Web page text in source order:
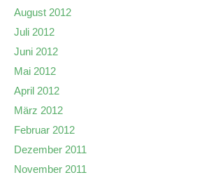
August 2012
Juli 2012
Juni 2012
Mai 2012
April 2012
März 2012
Februar 2012
Dezember 2011
November 2011